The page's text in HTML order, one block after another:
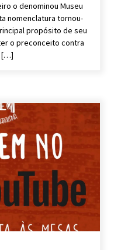
o denominou Museu
nomenclatura tornou-
propósito de seu
o preconceito contra
[…]